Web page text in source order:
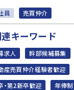
員 売買仲介
キーワード
求人 幹部候補募集
産売買仲介経験者歓迎
・第2新卒歓迎
年俸制